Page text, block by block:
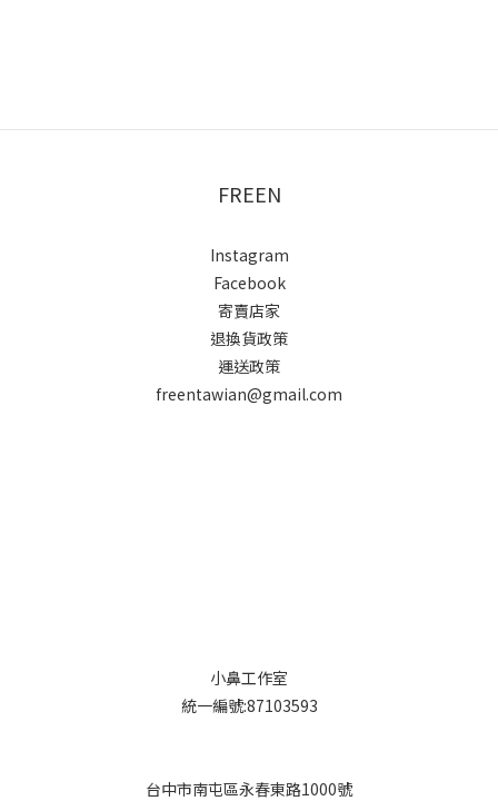
FREEN
Instagram
Facebook
寄賣店家
退換貨政策
運送政策
freentawian@gmail.com
小鼻工作室
統一編號:87103593
台中市南屯區永春東路1000號